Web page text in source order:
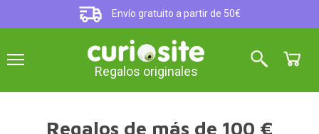
Envío gratuito a partir de 50€
Regalos originales
Regalos de más de 100 €